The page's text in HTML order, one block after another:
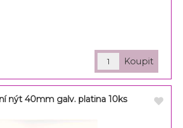
nýt 40mm galv. platina 10ks